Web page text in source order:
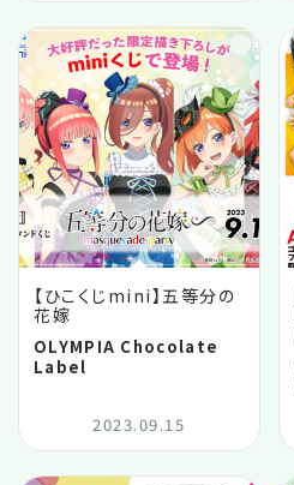
【ひこくじmini】五等分の
花嫁
OLYMPIA Chocolate
Label
2023.09.15